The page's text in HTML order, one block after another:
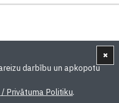
darbību un apkopotu
/ Privātuma Politiku.